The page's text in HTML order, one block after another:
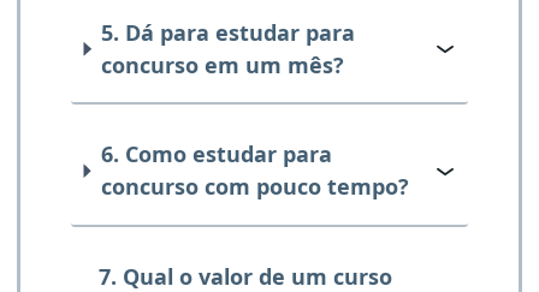
5. Dá para estudar para
concurso em um mês?
6. Como estudar para
concurso com pouco tempo?
7. Qual o valor de um curso